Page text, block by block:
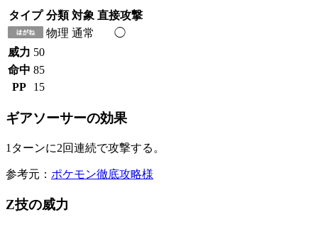
タイプ 分類 対象 直接攻撃
物理 通常
◯
威力 50
命中 85
PP
15
ギアソーサーの効果
1ターンに2回連続で攻撃する。
参考元： ポケモン徹底攻略様
Z技の威力